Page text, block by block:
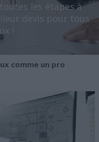
les étapes à
devis pour tous
!
comme un pro